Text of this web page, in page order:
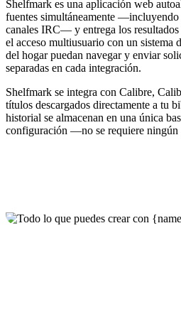
Shelfmark es una aplicación web
fuentes simultáneamente
canales IRC— y entrega los
el acceso multiusuario con un sistema
del hogar puedan navegar y enviar
separadas en cada integración.
Shelfmark se integra con Calibre,
títulos descargados directamente a tu
historial se almacenan en una única
configuración —no se requiere ningún